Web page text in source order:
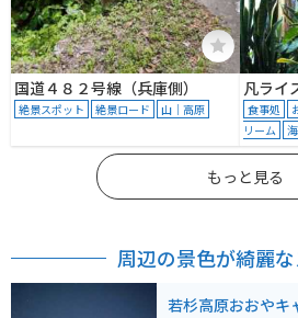
国道４８２号線（兵庫側）
絶景スポット 絶景ロード 山｜高原
凡ライ
食事処
リーム
もっと見る
周辺の景色が綺麗
若杉高原おおやキ